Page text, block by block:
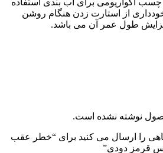
چسب آکواریومی برای آب بندی استفاده
خودداری از استارت زدن هنگام روشن
طول عمر آن می باشد.
نوشته نشده است.
را ارسال می کنید برای “خطر عقب
قرمز دودی”